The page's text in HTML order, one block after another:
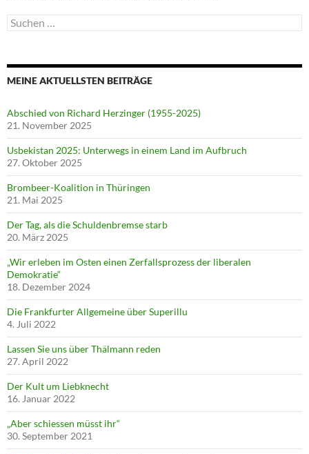
Suche
nach:
MEINE AKTUELLSTEN BEITRÄGE
Abschied von Richard Herzinger (1955-2025)
21. November 2025
Usbekistan 2025: Unterwegs in einem Land im Aufbruch
27. Oktober 2025
Brombeer-Koalition in Thüringen
21. Mai 2025
Der Tag, als die Schuldenbremse starb
20. März 2025
„Wir erleben im Osten einen Zerfallsprozess der liberalen
Demokratie“
18. Dezember 2024
Die Frankfurter Allgemeine über Superillu
4. Juli 2022
Lassen Sie uns über Thälmann reden
27. April 2022
Der Kult um Liebknecht
16. Januar 2022
„Aber schiessen müsst ihr“
30. September 2021